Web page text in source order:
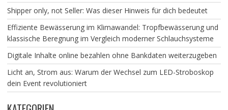
Shipper only, not Seller: Was dieser Hinweis für dich bedeutet
Effiziente Bewässerung im Klimawandel: Tropfbewässerung und
klassische Beregnung im Vergleich moderner Schlauchsysteme
Digitale Inhalte online bezahlen ohne Bankdaten weiterzugeben
Licht an, Strom aus: Warum der Wechsel zum LED-Stroboskop
dein Event revolutioniert